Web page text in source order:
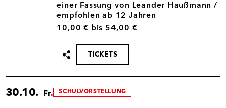
einer Fassung von Leander Haußmann /
empfohlen ab 12 Jahren
10,00 € bis 54,00 €
Termin
teilen
TICKETS
30.10. Fr. SCHULVORSTELLUNG